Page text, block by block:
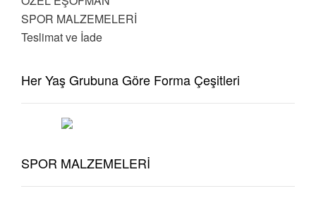
SPOR MALZEMELERİ
Teslimat ve İade
Her Yaş Grubuna Göre Forma Çeşitleri
SPOR MALZEMELERİ